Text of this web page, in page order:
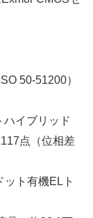
50-51200）
ハイブリッド
点（位相差
ット有機ELト